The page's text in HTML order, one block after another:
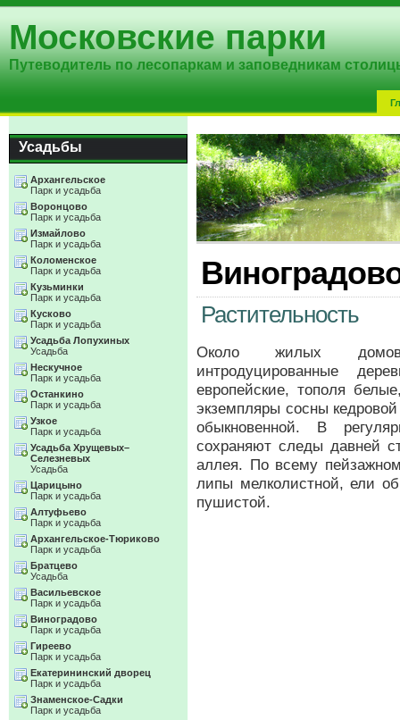
Московские парки
Путеводитель по лесопаркам и заповедникам
Растительность
Около жилых домов
интродуцированные
европейские, тополя
экземпляры сосны
обыкновенной. В
сохраняют следы давней
аллея. По всему
липы мелколистной, ели
пушистой.
Усадьбы
Архангельское
Парк и усадьба
Воронцово
Парк и усадьба
Измайлово
Парк и усадьба
Коломенское
Парк и усадьба
Кузьминки
Парк и усадьба
Кусково
Парк и усадьба
Усадьба Лопухиных
Усадьба
Нескучное
Парк и усадьба
Останкино
Парк и усадьба
Узкое
Парк и усадьба
Усадьба Хрущевых–
Селезневых
Усадьба
Царицыно
Парк и усадьба
Алтуфьево
Парк и усадьба
Архангельское-Тюриково
Парк и усадьба
Братцево
Усадьба
Васильевское
Парк и усадьба
Виноградово
Парк и усадьба
Гиреево
Парк и усадьба
Екатерининский дворец
Парк и усадьба
Знаменское-Садки
Парк и усадьба